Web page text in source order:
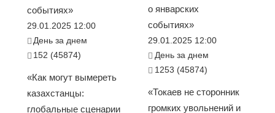
событиях»
29.01.2025 12:00
День за днем
152 (45874)
«Как могут вымереть
казахстанцы:
глобальные сценарии
о январских
событиях»
29.01.2025 12:00
День за днем
1253 (45874)
«Токаев не сторонник
громких увольнений и